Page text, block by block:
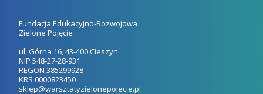
Fundacja Edukacyjno-Rozwojowa
Zielone Pojęcie
ul. Górna 16, 43-400 Cieszyn
NIP 548-27-28-931
REGON 385299928
KRS 0000823450
sklep@warsztatyzielonepojecie.pl